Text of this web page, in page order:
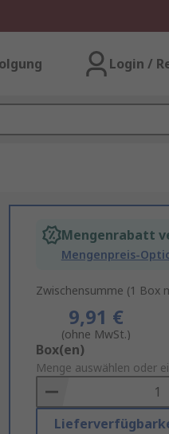
Login /
Mengenrabatt
Mengenpreis-
Zwischensumme (1 Box
9,91 €
(ohne MwSt.)
Add
to
Basket
Box(en)
Menge auswählen oder